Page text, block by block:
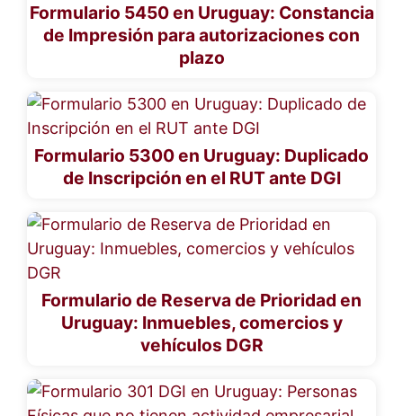
Formulario 5450 en Uruguay: Constancia
de Impresión para autorizaciones con
plazo
Formulario 5300 en Uruguay: Duplicado
de Inscripción en el RUT ante DGI
Formulario de Reserva de Prioridad en
Uruguay: Inmuebles, comercios y
vehículos DGR